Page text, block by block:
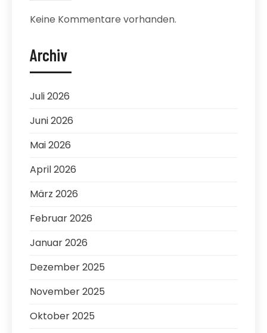
Keine Kommentare vorhanden.
Archiv
Juli 2026
Juni 2026
Mai 2026
April 2026
März 2026
Februar 2026
Januar 2026
Dezember 2025
November 2025
Oktober 2025